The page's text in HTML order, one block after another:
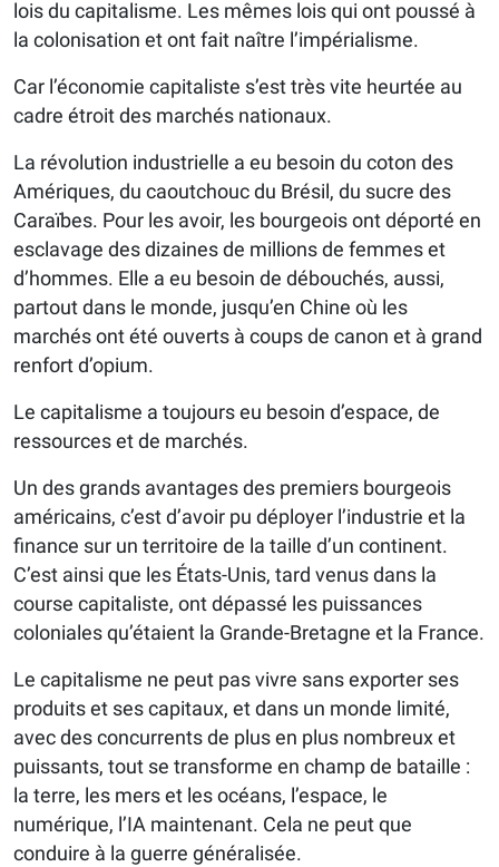
lois du capitalisme. Les mêmes lois qui ont poussé à
la colonisation et ont fait naître l’impérialisme.
Car l’économie capitaliste s’est très vite heurtée au
cadre étroit des marchés nationaux.
La révolution industrielle a eu besoin du coton des
Amériques, du caoutchouc du Brésil, du sucre des
Caraïbes. Pour les avoir, les bourgeois ont déporté en
esclavage des dizaines de millions de femmes et
d’hommes. Elle a eu besoin de débouchés, aussi,
partout dans le monde, jusqu’en Chine où les
marchés ont été ouverts à coups de canon et à grand
renfort d’opium.
Le capitalisme a toujours eu besoin d’espace, de
ressources et de marchés.
Un des grands avantages des premiers bourgeois
américains, c’est d’avoir pu déployer l’industrie et la
finance sur un territoire de la taille d’un continent.
C’est ainsi que les États-Unis, tard venus dans la
course capitaliste, ont dépassé les puissances
coloniales qu’étaient la Grande-Bretagne et la France.
Le capitalisme ne peut pas vivre sans exporter ses
produits et ses capitaux, et dans un monde limité,
avec des concurrents de plus en plus nombreux et
puissants, tout se transforme en champ de bataille :
la terre, les mers et les océans, l’espace, le
numérique, l’IA maintenant. Cela ne peut que
conduire à la guerre généralisée.